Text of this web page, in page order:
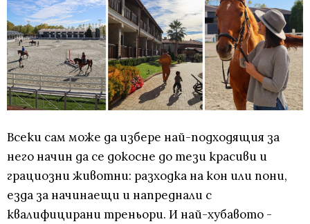
Всеки сам може да избере най-подходящия за
него начин да се докосне до тези красиви и
грациозни животни: разходка на кон или пони,
езда за начинаещи и напреднали с
квалифицирани треньори. И най-хубавото -